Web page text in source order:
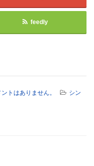
feedly
ントはありません。
シン